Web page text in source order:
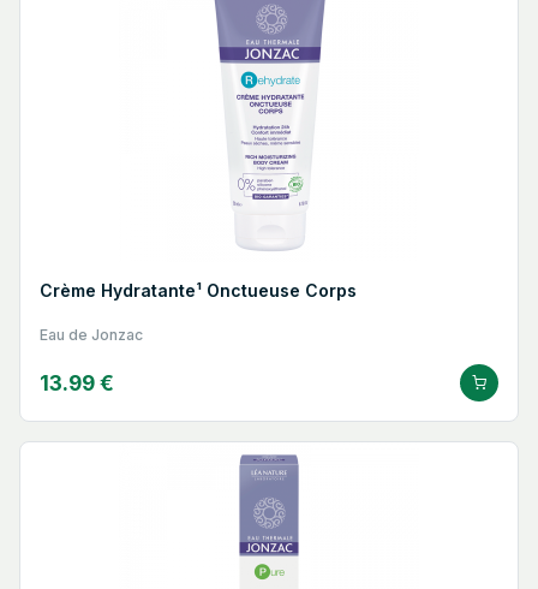
Crème Hydratante¹ Onctueuse Corps
Eau de Jonzac
13.99 €